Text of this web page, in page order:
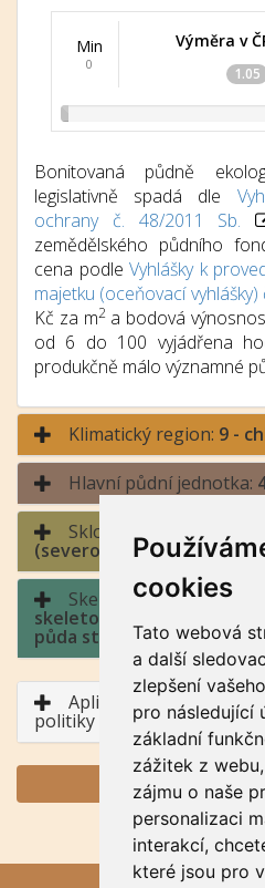
cookies
Tato webová
a další
zlepšení
pro následující
základní
zážitek z webu,
zájmu o naše
personalizaci
interakcí,
které jsou pro
Min
0
Výměra v
1.05
Bonitovaná půdně
legislativně spadá dle
ochrany č. 48/2011 Sb.
zemědělského půdního
cena podleVyhlášky k
majetku (oceňovací vyhlášky)
Kč za m2a bodová
od 6 do 100 vyjádřena
produkčně málo významné
Klimatický region: 9 -
Hlavní půdní jednotka:
Sklonitost a expozice:
(severozápad až
Skeletovitost a
skeletovitá, silně
půda středně hluboká,
Aplikace BPEJ v
politiky